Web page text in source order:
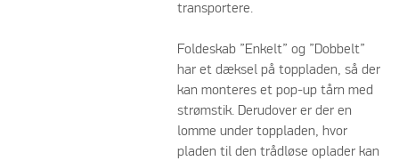
transportere.
Foldeskab ”Enkelt” og ”Dobbelt”
har et dæksel på toppladen, så der
kan monteres et pop-up tårn med
strømstik. Derudover er der en
lomme under toppladen, hvor
pladen til den trådløse oplader kan